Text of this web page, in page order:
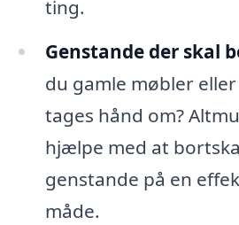
ting.
Genstande der skal
du gamle møbler
tages hånd om?
hjælpe med at
genstande på en
måde.